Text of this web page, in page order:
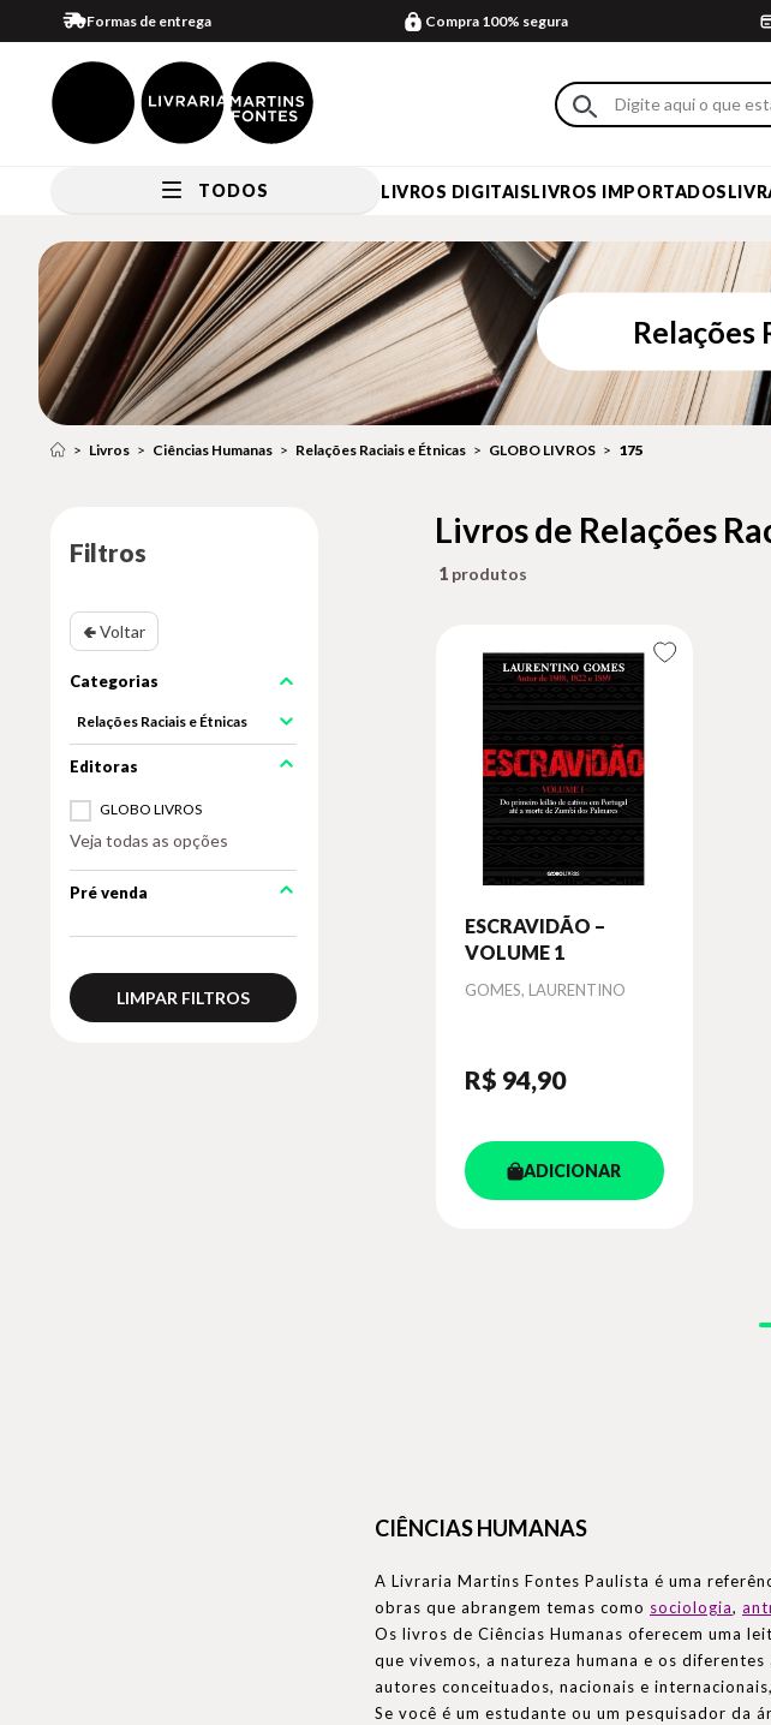
Formas de entrega Compra 100% segura
TODOS LIVROS DIGITAISLIVROS IMPORTADOS
Relações
Livros Ciências Humanas Relações Raciais e Étnicas GLOBO LIVROS 175
Filtros
🢀 Voltar
Relações Raciais e Étnicas
GLOBO LIVROS
Veja todas as opções
Pré venda
LIMPAR FILTROS
Livros de Relações
1
ESCRAVIDÃO –
VOLUME 1
Autor
GOMES, LAURENTINO
R$ 94,90
ADICIONAR
CIÊNCIAS HUMANAS
A Livraria Martins Fontes Paulista é uma
obras que abrangem temas como sociologia,
Os livros de Ciências Humanas oferecem uma
que vivemos, a natureza humana e os
autores conceituados, nacionais e
Se você é um estudante ou um pesquisador da